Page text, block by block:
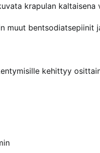
krapulan
muut
kehittyy